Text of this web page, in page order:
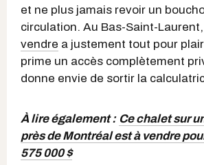
et ne plus jamais revoir un
circulation. Au Bas-Saint-
vendre a justement tout pour
prime un accès complètement
donne envie de sortir la
À lire également : Ce chalet sur
près de Montréal est à vendre
575 000 $